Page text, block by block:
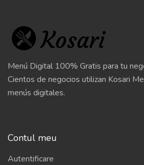
Menú Digital 100% Gratis para tu
Cientos de negocios utilizan Kosari
menús digitales.
Contul meu
Autentificare